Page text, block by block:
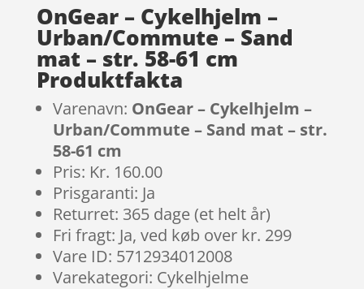
OnGear – Cykelhjelm –
Urban/Commute – Sand
mat – str. 58-61 cm
Produktfakta
Varenavn: OnGear – Cykelhjelm –
Urban/Commute – Sand mat – str.
58-61 cm
Pris: Kr. 160.00
Prisgaranti: Ja
Returret: 365 dage (et helt år)
Fri fragt: Ja, ved køb over kr. 299
Vare ID: 5712934012008
Varekategori: Cykelhjelme